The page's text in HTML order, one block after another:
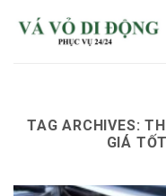
TAG ARCHIVES:
GIÁ